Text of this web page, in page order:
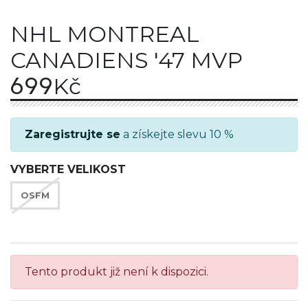
NHL MONTREAL
CANADIENS '47 MVP
699Kč
Zaregistrujte se a získejte slevu 10 %
VYBERTE VELIKOST
OSFM
Tento produkt již není k dispozici.